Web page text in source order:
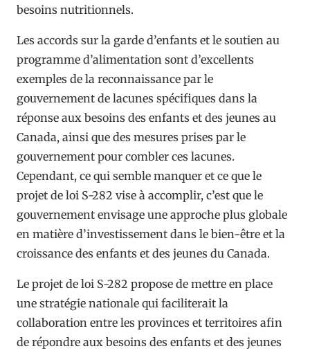
besoins nutritionnels.
Les accords sur la garde d’enfants et le soutien au
programme d’alimentation sont d’excellents
exemples de la reconnaissance par le
gouvernement de lacunes spécifiques dans la
réponse aux besoins des enfants et des jeunes au
Canada, ainsi que des mesures prises par le
gouvernement pour combler ces lacunes.
Cependant, ce qui semble manquer et ce que le
projet de loi S-282 vise à accomplir, c’est que le
gouvernement envisage une approche plus globale
en matière d’investissement dans le bien-être et la
croissance des enfants et des jeunes du Canada.
Le projet de loi S-282 propose de mettre en place
une stratégie nationale qui faciliterait la
collaboration entre les provinces et territoires afin
de répondre aux besoins des enfants et des jeunes